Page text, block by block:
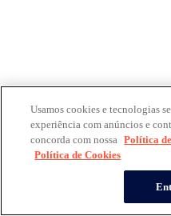
Usamos cookies e tecnologias
experiência com anúncios e
concorda com nossa Política
Política de Cookies